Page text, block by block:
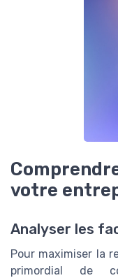
votre
Analyser les
Pour maximiser la
primordial de